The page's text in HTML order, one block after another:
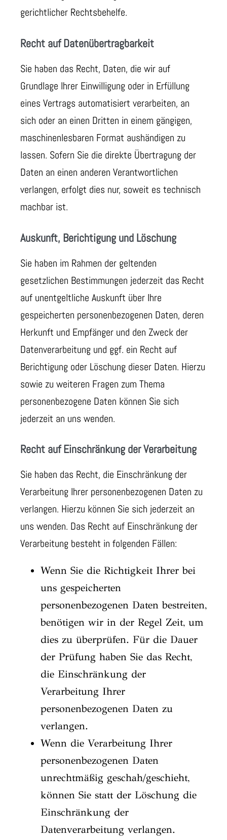
gerichtlicher Rechtsbehelfe.
Recht auf Daten­übertrag­barkeit
Sie haben das Recht, Daten, die wir auf
Grundlage Ihrer Einwilligung oder in Erfüllung
eines Vertrags automatisiert verarbeiten, an
sich oder an einen Dritten in einem gängigen,
maschinenlesbaren Format aushändigen zu
lassen. Sofern Sie die direkte Übertragung der
Daten an einen anderen Verantwortlichen
verlangen, erfolgt dies nur, soweit es technisch
machbar ist.
Auskunft, Berichtigung und Löschung
Sie haben im Rahmen der geltenden
gesetzlichen Bestimmungen jederzeit das Recht
auf unentgeltliche Auskunft über Ihre
gespeicherten personenbezogenen Daten, deren
Herkunft und Empfänger und den Zweck der
Datenverarbeitung und ggf. ein Recht auf
Berichtigung oder Löschung dieser Daten. Hierzu
sowie zu weiteren Fragen zum Thema
personenbezogene Daten können Sie sich
jederzeit an uns wenden.
Recht auf Einschränkung der Verarbeitung
Sie haben das Recht, die Einschränkung der
Verarbeitung Ihrer personenbezogenen Daten zu
verlangen. Hierzu können Sie sich jederzeit an
uns wenden. Das Recht auf Einschränkung der
Verarbeitung besteht in folgenden Fällen:
Wenn Sie die Richtigkeit Ihrer bei
uns gespeicherten
personenbezogenen Daten bestreiten,
benötigen wir in der Regel Zeit, um
dies zu überprüfen. Für die Dauer
der Prüfung haben Sie das Recht,
die Einschränkung der
Verarbeitung Ihrer
personenbezogenen Daten zu
verlangen.
Wenn die Verarbeitung Ihrer
personenbezogenen Daten
unrechtmäßig geschah/geschieht,
können Sie statt der Löschung die
Einschränkung der
Datenverarbeitung verlangen.